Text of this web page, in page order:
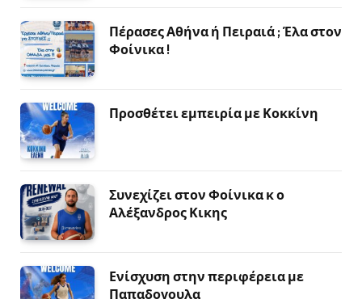
Πέρασες Αθήνα ή Πειραιά ; Έλα στον
Φοίνικα !
Προσθέτει εμπειρία με Κοκκίνη
Συνεχίζει στον Φοίνικα κ ο
Αλέξανδρος Κικης
Ενίσχυση στην περιφέρεια με
Παπαδογουλα